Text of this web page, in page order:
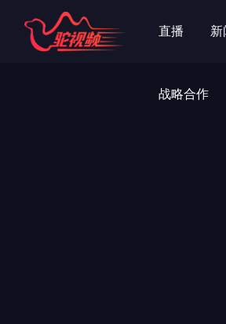
直播 新
战略合作